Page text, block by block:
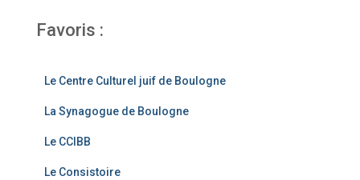
c
b
o
o
k
a
a
m
Favoris :
Le Centre Culturel juif de Boulogne
La Synagogue de Boulogne
Le CCIBB
Le Consistoire